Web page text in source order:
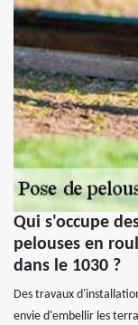
Qui s'occupe
pelouses en
dans le 1030 ?
Des travaux
envie d'embellir les